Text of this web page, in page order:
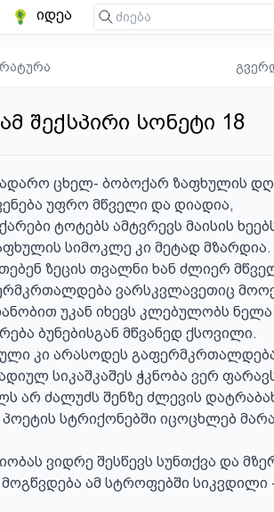
იდეა
შექსპირი სონეტი 18
ცხელ- ბობოქარ ზაფხულის
უფრო მწველი და დიადია,
ტოტებს ამტვრევს მაისის
სიმოკლე კი მეტად მზარდია.
ზეცის თვალნი ხან ძლიერ
ვარსკვლავეთიც
უკან იხევს კლებულობს ნელა
ბუნებისგან მწვანედ ქსოვილი.
კი არასოდეს
სიკაშკაშეს ჭკნობა ვერ
არ ძალუძს შენზე ძლევის
სტრიქონებში იცოცხლებ
ვიდრე შესწევს სუნთქვა და
მოგწვდება ამ სტროფებში სიკვდილი